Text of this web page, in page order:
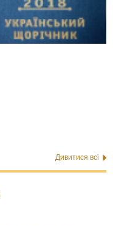
Дивитися всі